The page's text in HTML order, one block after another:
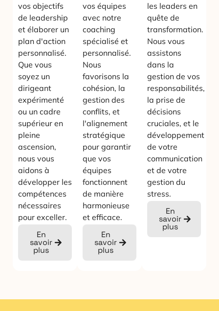
vos objectifs
de leadership
et élaborer un
plan d'action
personnalisé.
Que vous
soyez un
dirigeant
expérimenté
ou un cadre
supérieur en
pleine
ascension,
nous vous
aidons à
développer les
compétences
nécessaires
pour exceller.
En
savoir
plus
vos équipes
avec notre
coaching
spécialisé et
personnalisé.
Nous
favorisons la
cohésion, la
gestion des
conflits, et
l'alignement
stratégique
pour garantir
que vos
équipes
fonctionnent
de manière
harmonieuse
et efficace.
En
savoir
plus
les leaders en
quête de
transformation.
Nous vous
assistons
dans la
gestion de vos
responsabilités,
la prise de
décisions
cruciales, et le
développement
de votre
communication
et de votre
gestion du
stress.
En
savoir
plus